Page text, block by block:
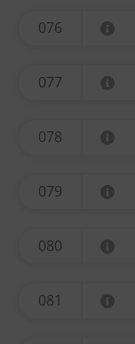
076
077
078
079
080
081